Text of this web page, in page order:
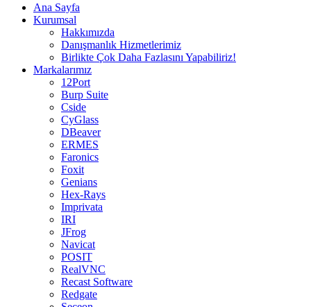
Ana Sayfa
Kurumsal
Hakkımızda
Danışmanlık Hizmetlerimiz
Birlikte Çok Daha Fazlasını Yapabiliriz!
Markalarımız
12Port
Burp Suite
Cside
CyGlass
DBeaver
ERMES
Faronics
Foxit
Genians
Hex-Rays
Imprivata
IRI
JFrog
Navicat
POSIT
RealVNC
Recast Software
Redgate